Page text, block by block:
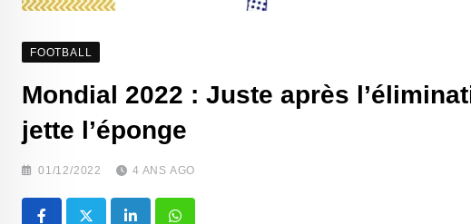
FOOTBALL
Mondial 2022 : Juste après
jette l’éponge
01/12/2022 4 ANS AGO